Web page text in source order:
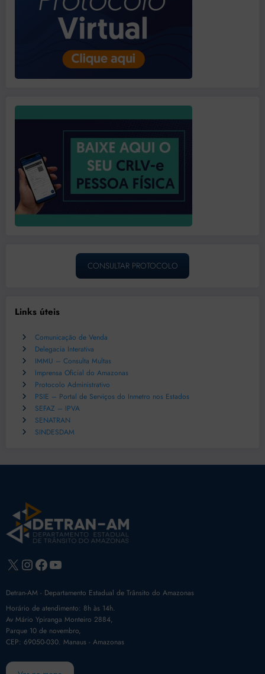
CONSULTAR PROTOCOLO
Links úteis
Comunicação de Venda
Delegacia Interativa
IMMU – Consulta Multas
Imprensa Oficial do Amazonas
Protocolo Administrativo
PSIE – Portal de Serviços do Inmetro nos Estados
SEFAZ – IPVA
SENATRAN
SINDESDAM
X Instagram
Facebook
Youtube
Detran-AM - Departamento Estadual de Trânsito do Amazonas
Horário de atendimento: 8h às 14h.
Av Mário Ypiranga Monteiro 2884,
Parque 10 de novembro,
CEP: 69050-030. Manaus - Amazonas